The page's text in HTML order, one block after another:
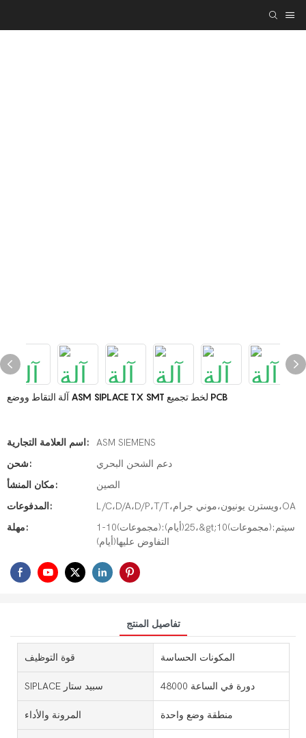
آلة التقاط ووضع ASM SIPLACE TX SMT لخط تجميع PCB
اسم العلامة التجارية:
ASM SIEMENS
شحن:
دعم الشحن البحري
مكان المنشأ:
الصين
المدفوعات:
L/C،D/A،D/P،T/T،ويسترن يونيون،موني جرام،OA
مهلة:
1-10(مجموعات):25(أيام)،&gt;10(مجموعات):سيتم
التفاوض عليها(أيام)
تفاصيل المنتج
قوة التوظيف المكونات الحساسة
SIPLACE سبيد ستار 48000 دورة في الساعة
المرونة والأداء منطقة وضع واحدة